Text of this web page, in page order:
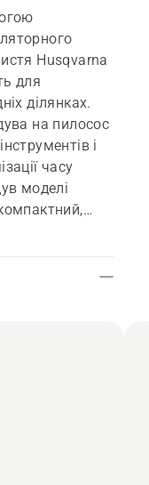
Husqvarna
для
ділянках.
на пилосос
і
часу
моделі
інтуїтивно